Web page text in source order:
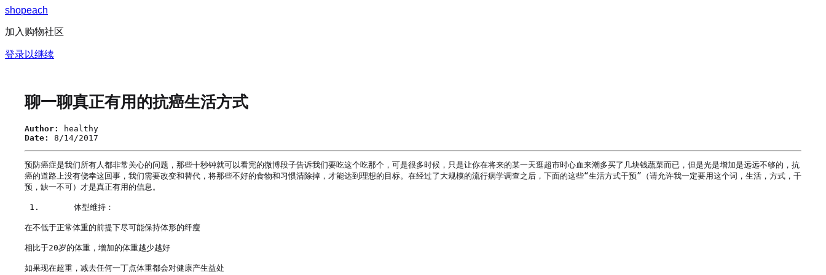
shopeach
加入购物社区
登录以继续
聊一聊真正有用的抗癌生活方式
Author:
healthy
Date:
8/14/2017
预防癌症是我们所有人都非常关心的问题，那些十秒钟就可以看完的微博段子告诉我们要吃这个吃那个，可是很多时候，只是让你在将来的某一天逛超市时心血来潮多买了几块钱蔬菜而已，但是光是增加是远远不够的，抗
癌的道路上没有侥幸这回事，我们需要改变和替代，将那些不好的食物和习惯清除掉，才能达到理想的目标。在经过了大规模的流行病学调查之后，下面的这些“生活方式干预”（请允许我一定要用这个词，生活，方式，干
预，缺一不可）才是真正有用的信息。
1.       体型维持：
在不低于正常体重的前提下尽可能保持体形的纤瘦
相比于20岁的体重，增加的体重越少越好
如果现在超重，减去任何一丁点体重都会对健康产生益处